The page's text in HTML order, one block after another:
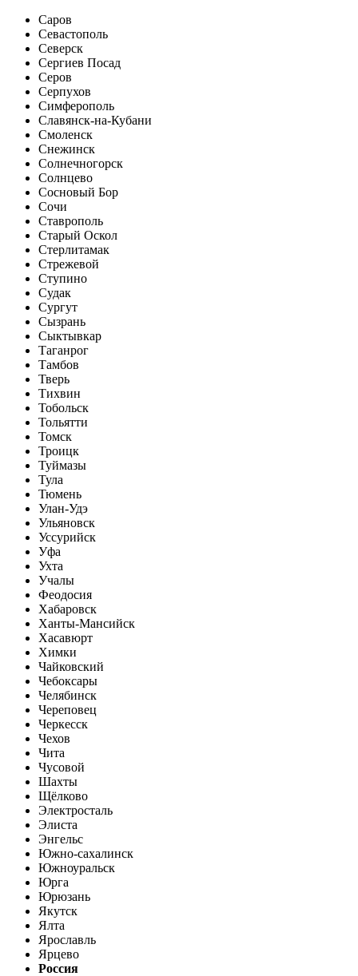
Саров
Севастополь
Северск
Сергиев Посад
Серов
Серпухов
Симферополь
Славянск-на-Кубани
Смоленск
Снежинск
Солнечногорск
Солнцево
Сосновый Бор
Сочи
Ставрополь
Старый Оскол
Стерлитамак
Стрежевой
Ступино
Судак
Сургут
Сызрань
Сыктывкар
Таганрог
Тамбов
Тверь
Тихвин
Тобольск
Тольятти
Томск
Троицк
Туймазы
Тула
Тюмень
Улан-Удэ
Ульяновск
Уссурийск
Уфа
Ухта
Учалы
Феодосия
Хабаровск
Ханты-Мансийск
Хасавюрт
Химки
Чайковский
Чебоксары
Челябинск
Череповец
Черкесск
Чехов
Чита
Чусовой
Шахты
Щёлково
Электросталь
Элиста
Энгельс
Южно-сахалинск
Южноуральск
Юрга
Юрюзань
Якутск
Ялта
Ярославль
Ярцево
Россия